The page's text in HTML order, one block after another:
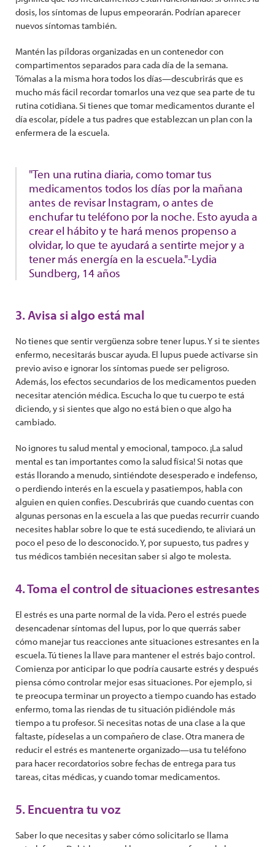
dosis, los síntomas de lupus empeorarán. Podrían aparecer
nuevos síntomas también.
Mantén las píldoras organizadas en un contenedor con
compartimentos separados para cada día de la semana.
Tómalas a la misma hora todos los días—descubrirás que es
mucho más fácil recordar tomarlos una vez que sea parte de tu
rutina cotidiana. Si tienes que tomar medicamentos durante el
día escolar, pídele a tus padres que establezcan un plan con la
enfermera de la escuela.
"Ten una rutina diaria, como tomar tus
medicamentos todos los días por la mañana
antes de revisar Instagram, o antes de
enchufar tu teléfono por la noche. Esto ayuda a
crear el hábito y te hará menos propenso a
olvidar, lo que te ayudará a sentirte mejor y a
tener más energía en la escuela."-Lydia
Sundberg, 14 años
3. Avisa si algo está mal
No tienes que sentir vergüenza sobre tener lupus. Y si te sientes
enfermo, necesitarás buscar ayuda. El lupus puede activarse sin
previo aviso e ignorar los síntomas puede ser peligroso.
Además, los efectos secundarios de los medicamentos pueden
necesitar atención médica. Escucha lo que tu cuerpo te está
diciendo, y si sientes que algo no está bien o que algo ha
cambiado.
No ignores tu salud mental y emocional, tampoco. ¡La salud
mental es tan importantes como la salud física! Si notas que
estás llorando a menudo, sintiéndote desesperado e indefenso,
o perdiendo interés en la escuela y pasatiempos, habla con
alguien en quien confíes. Descubrirás que cuando cuentas con
algunas personas en la escuela a las que puedas recurrir cuando
necesites hablar sobre lo que te está sucediendo, te aliviará un
poco el peso de lo desconocido. Y, por supuesto, tus padres y
tus médicos también necesitan saber si algo te molesta.
4. Toma el control de situaciones estresantes
El estrés es una parte normal de la vida. Pero el estrés puede
desencadenar síntomas del lupus, por lo que querrás saber
cómo manejar tus reacciones ante situaciones estresantes en la
escuela. Tú tienes la llave para mantener el estrés bajo control.
Comienza por anticipar lo que podría causarte estrés y después
piensa cómo controlar mejor esas situaciones. Por ejemplo, si
te preocupa terminar un proyecto a tiempo cuando has estado
enfermo, toma las riendas de tu situación pidiéndole más
tiempo a tu profesor. Si necesitas notas de una clase a la que
faltaste, pídeselas a un compañero de clase. Otra manera de
reducir el estrés es mantenerte organizado—usa tu teléfono
para hacer recordatorios sobre fechas de entrega para tus
tareas, citas médicas, y cuando tomar medicamentos.
5. Encuentra tu voz
Saber lo que necesitas y saber cómo solicitarlo se llama